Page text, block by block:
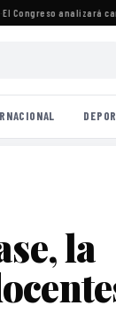
Congreso analizará
la